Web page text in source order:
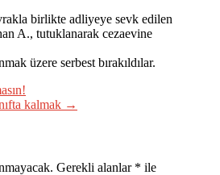
birlikte adliyeye sevk edilen
A., tutuklanarak cezaevine
üzere serbest bırakıldılar.
kalmak →
Gerekli alanlar * ile